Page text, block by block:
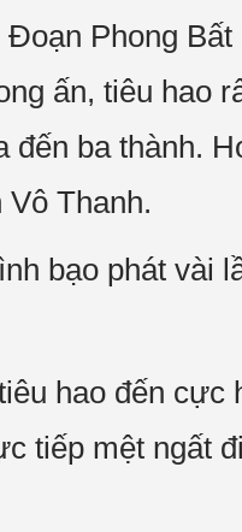
Phong
ấn, tiêu hao
ba thành.
Thanh.
bạo phát vài
hao đến cực
tiếp mệt ngất